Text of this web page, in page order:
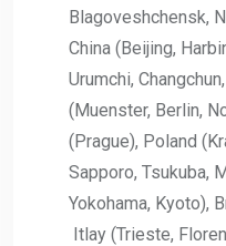
Blagoveshchensk,
China (Beijing,
Urumchi,
(Muenster, Berlin,
(Prague), Poland
Sapporo, Tsukuba,
Yokohama, Kyoto),
Itlay (Trieste,